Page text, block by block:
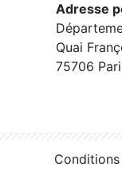
Adresse
Quai
75706